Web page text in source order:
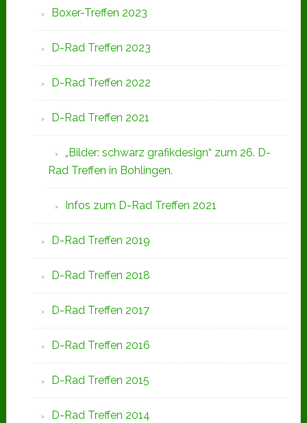
Boxer-Treffen 2023
D-Rad Treffen 2023
D-Rad Treffen 2022
D-Rad Treffen 2021
„Bilder: schwarz grafikdesign“ zum 26. D-
Rad Treffen in Bohlingen.
Infos zum D-Rad Treffen 2021
D-Rad Treffen 2019
D-Rad Treffen 2018
D-Rad Treffen 2017
D-Rad Treffen 2016
D-Rad Treffen 2015
D-Rad Treffen 2014